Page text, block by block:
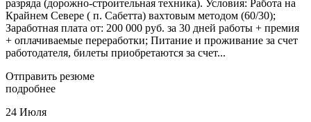
разряда (дорожно-строительная техника). Условия: Работа на
Крайнем Севере ( п. Сабетта) вахтовым методом (60/30);
Заработная плата от: 200 000 руб. за 30 дней работы + премия
+ оплачиваемые переработки; Питание и проживание за счет
работодателя, билеты приобретаются за счет...
Отправить резюме
подробнее
24 Июля